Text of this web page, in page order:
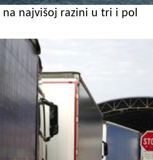
najvišoj razini u tri i pol